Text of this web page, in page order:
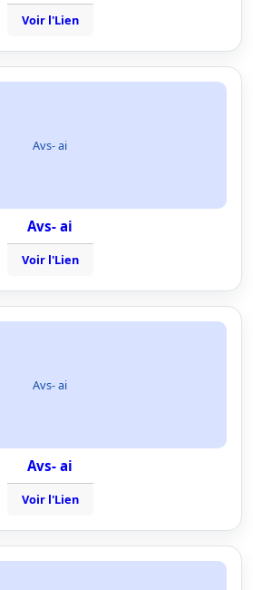
Voir l'Lien
Avs- ai
Avs- ai
Voir l'Lien
Avs- ai
Avs- ai
Voir l'Lien